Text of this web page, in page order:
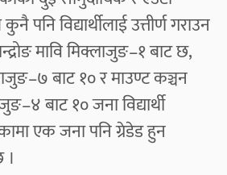
पनि विद्यार्थीलाई उत्तीर्ण गराउन
मावि मिक्लाजुङ–१ बाट छ,
बाट १० र माउण्ट कञ्चन
बाट १० जना विद्यार्थी
एक जना पनि ग्रेडेड हुन